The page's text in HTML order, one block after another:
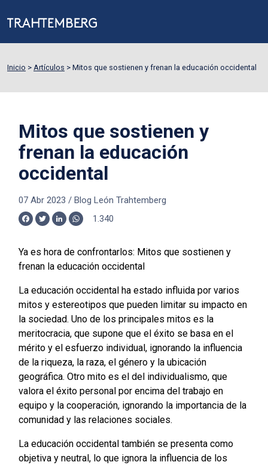
Inicio > Artículos > Mitos que sostienen y frenan la educación occidental
Mitos que sostienen y
frenan la educación
occidental
07 Abr 2023 / Blog León Trahtemberg
Facebook
TwitterLinkedInWhatsApp
1.340
Ya es hora de confrontarlos: Mitos que sostienen y
frenan la educación occidental
La educación occidental ha estado influida por varios
mitos y estereotipos que pueden limitar su impacto en
la sociedad. Uno de los principales mitos es la
meritocracia, que supone que el éxito se basa en el
mérito y el esfuerzo individual, ignorando la influencia
de la riqueza, la raza, el género y la ubicación
geográfica. Otro mito es el del individualismo, que
valora el éxito personal por encima del trabajo en
equipo y la cooperación, ignorando la importancia de la
comunidad y las relaciones sociales.
La educación occidental también se presenta como
objetiva y neutral, lo que ignora la influencia de los